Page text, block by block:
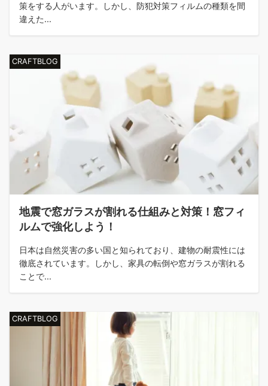
策をする人がいます。しかし、防犯対策フィルムの種類を間
違えた...
CRAFTBLOG
地震で窓ガラスが割れる仕組みと対策！窓フィ
ルムで強化しよう！
日本は自然災害の多い国と知られており、建物の耐震性には
徹底されています。しかし、家具の転倒や窓ガラスが割れる
ことで...
CRAFTBLOG